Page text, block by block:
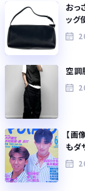
おっ
ッグ
空調
【画
もダ